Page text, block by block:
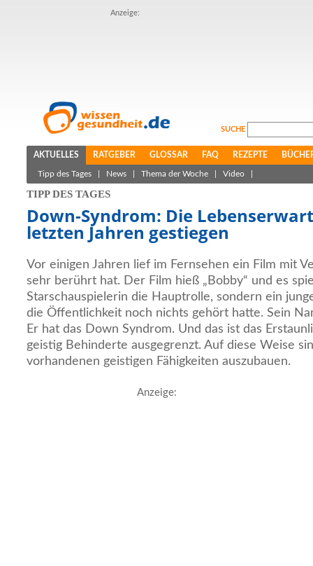
Anzeige:
SUCHE
AKTUELLES RATGEBER GLOSSAR FAQ REZEPTE
Tipp des Tages News Thema der Woche Video
TIPP DES TAGES
Down-Syndrom: Die
letzten Jahren gestiegen
Vor einigen Jahren lief im Fernsehen ein Film mit
sehr berührt hat. Der Film hieß „Bobby“ und es
Starschauspielerin die Hauptrolle, sondern ein
die Öffentlichkeit noch nichts gehört hatte. Sein
Er hat das Down Syndrom. Und das ist das
geistig Behinderte ausgegrenzt. Auf diese Weise
vorhandenen geistigen Fähigkeiten auszubauen.
Anzeige: